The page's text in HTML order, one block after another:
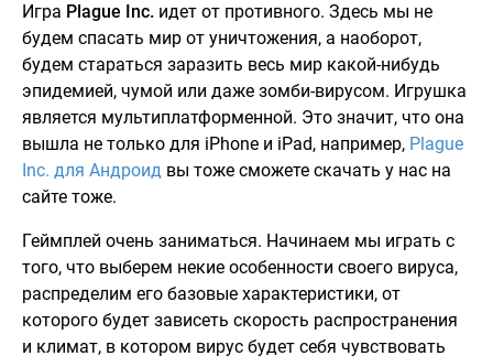
Игра Plague Inc. идет от противного. Здесь мы не
будем спасать мир от уничтожения, а наоборот,
будем стараться заразить весь мир какой-нибудь
эпидемией, чумой или даже зомби-вирусом. Игрушка
является мультиплатформенной. Это значит, что она
вышла не только для iPhone и iPad, например, Plague
Inc. для Андроид вы тоже сможете скачать у нас на
сайте тоже.
Геймплей очень заниматься. Начинаем мы играть с
того, что выберем некие особенности своего вируса,
распределим его базовые характеристики, от
которого будет зависеть скорость распространения
и климат, в котором вирус будет себя чувствовать